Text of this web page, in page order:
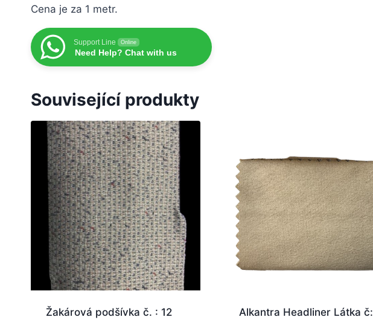
Cena je za 1 metr.
Support Line Online
Need Help? Chat with us
Související produkty
Žakárová podšívka č. : 12
Alkantra Headliner Látka č: